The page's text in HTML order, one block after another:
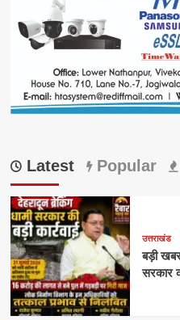
Latest Popular
उत्तराखंड
बड़ी
सरकार